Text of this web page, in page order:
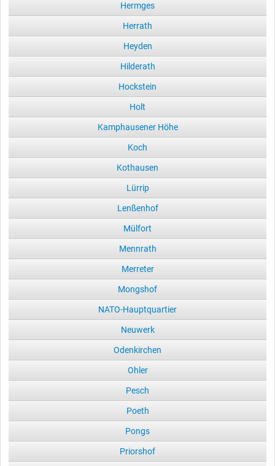
Hermges
Herrath
Heyden
Hilderath
Hockstein
Holt
Kamphausener Höhe
Koch
Kothausen
Lürrip
Lenßenhof
Mülfort
Mennrath
Merreter
Mongshof
NATO-Hauptquartier
Neuwerk
Odenkirchen
Ohler
Pesch
Poeth
Pongs
Priorshof